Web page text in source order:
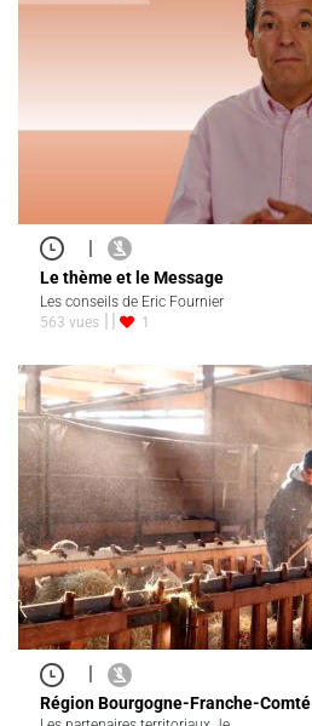
|
Le thème et le Message
Les conseils de Eric Fournier
563 vues
1
|
Région Bourgogne-Franche-Comté